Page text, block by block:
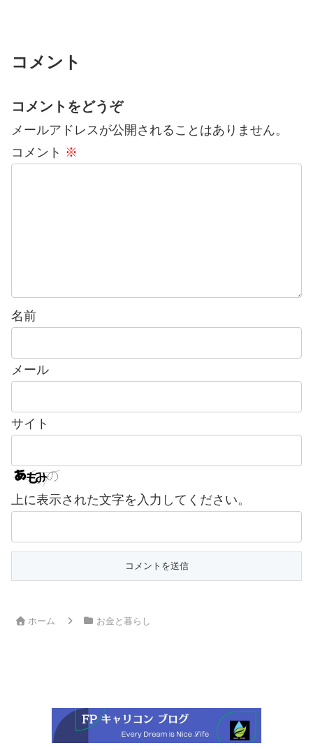
コメント
コメントをどうぞ
メールアドレスが公開されることはありません。
コメント ※
名前
メール
サイト
上に表示された文字を入力してください。
ホーム お金と暮らし